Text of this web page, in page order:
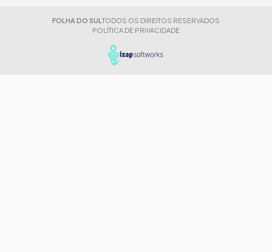
FOLHA DO SUL TODOS OS DIREITOS RESERVADOS
POLÍTICA DE PRIVACIDADE